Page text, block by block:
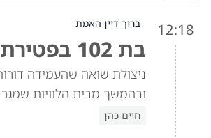
12:18 ברוך דיין האמת
בת 102 בפטירתה: נצולת השואה מבני ברק הלכה לעולמה
ניצולת שואה שהעמידה
ובהמשך מבית הלוויות
חיים כהן